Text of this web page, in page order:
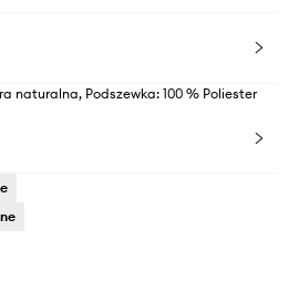
naturalna, Podszewka: 100 % Poliester